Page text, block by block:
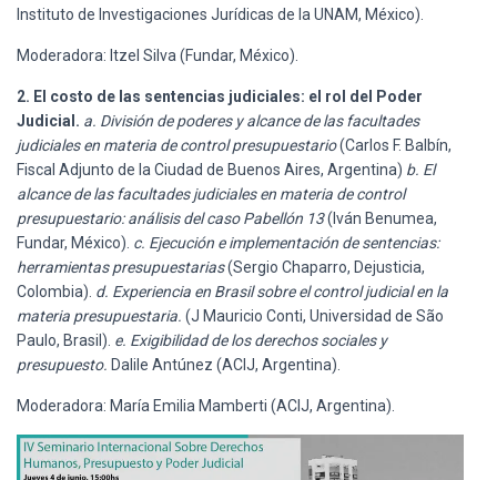
Instituto de Investigaciones Jurídicas de la UNAM, México).
Moderadora: Itzel Silva (Fundar, México).
2. El costo de las sentencias judiciales: el rol del Poder
Judicial. a. División de poderes y alcance de las facultades
judiciales en materia de control presupuestario(Carlos F. Balbín,
Fiscal Adjunto de la Ciudad de Buenos Aires, Argentina) b. El
alcance de las facultades judiciales en materia de control
presupuestario: análisis del caso Pabellón 13(Iván Benumea,
Fundar, México). c. Ejecución e implementación de sentencias:
herramientas presupuestarias(Sergio Chaparro, Dejusticia,
Colombia). d. Experiencia en Brasil sobre el control judicial en la
materia presupuestaria. (J Mauricio Conti, Universidad de São
Paulo, Brasil). e. Exigibilidad de los derechos sociales y
presupuesto. Dalile Antúnez (ACIJ, Argentina).
Moderadora: María Emilia Mamberti (ACIJ, Argentina).